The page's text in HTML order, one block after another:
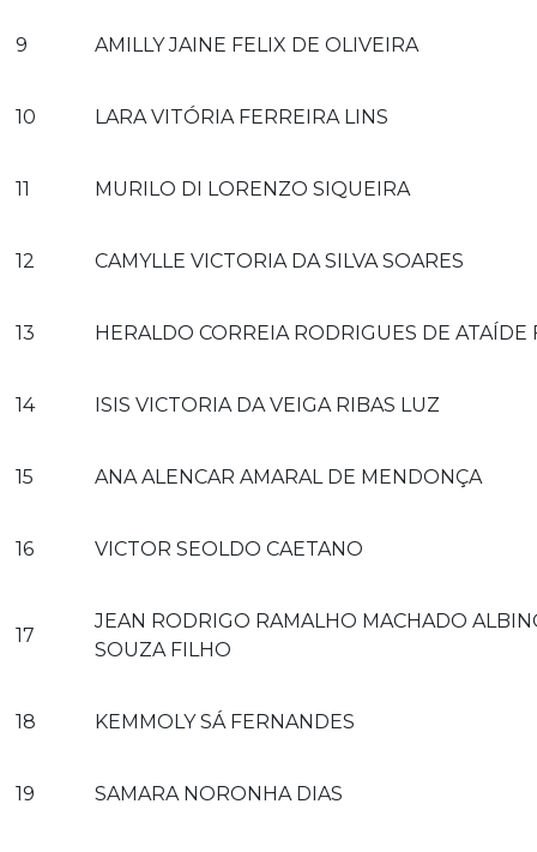
9 AMILLY JAINE FELIX DE OLIVEIRA
10 LARA VITÓRIA FERREIRA LINS
11 MURILO DI LORENZO SIQUEIRA
12 CAMYLLE VICTORIA DA SILVA SOARES
13 HERALDO CORREIA RODRIGUES DE ATAÍDE
14 ISIS VICTORIA DA VEIGA RIBAS LUZ
15 ANA ALENCAR AMARAL DE MENDONÇA
16 VICTOR SEOLDO CAETANO
17
JEAN RODRIGO RAMALHO MACHADO
SOUZA FILHO
18 KEMMOLY SÁ FERNANDES
19 SAMARA NORONHA DIAS